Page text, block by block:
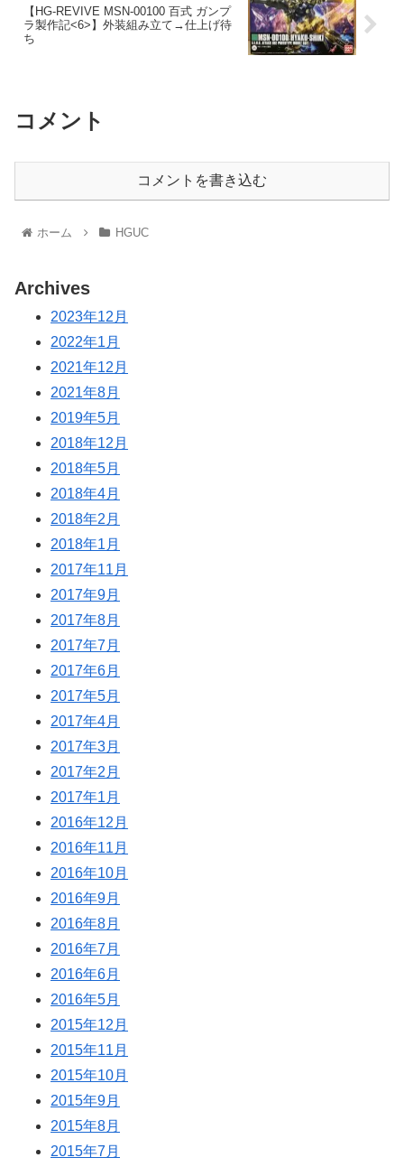
【HG-REVIVE MSN-00100 百式 ガンプ
ラ製作記<6>】外装組み立て→仕上げ待
ち
コメント
コメントを書き込む
ホーム HGUC
Archives
2023年12月
2022年1月
2021年12月
2021年8月
2019年5月
2018年12月
2018年5月
2018年4月
2018年2月
2018年1月
2017年11月
2017年9月
2017年8月
2017年7月
2017年6月
2017年5月
2017年4月
2017年3月
2017年2月
2017年1月
2016年12月
2016年11月
2016年10月
2016年9月
2016年8月
2016年7月
2016年6月
2016年5月
2015年12月
2015年11月
2015年10月
2015年9月
2015年8月
2015年7月